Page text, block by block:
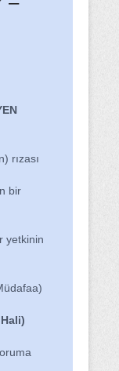
rızası
bir
yetkinin